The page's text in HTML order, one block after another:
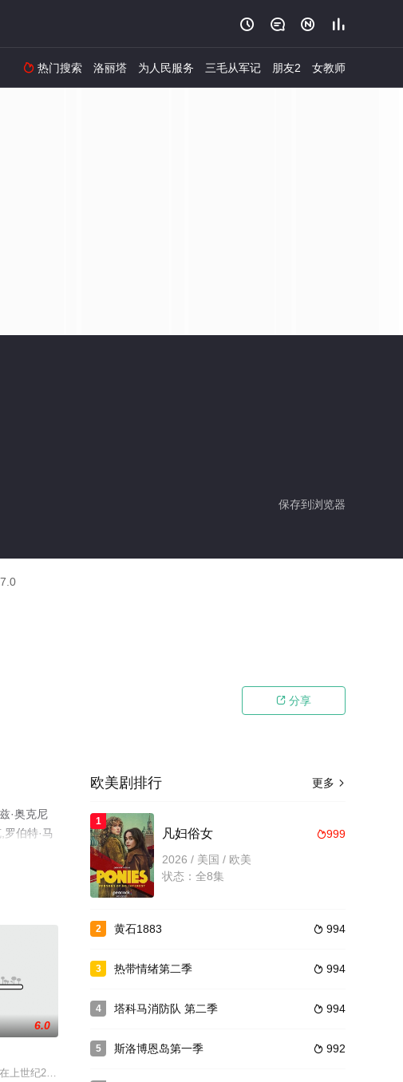
   
 热门搜索 洛丽塔 为人民服务 三毛从军记 朋友2 女教师
保存到浏览器
7.0
 分享
·奥克尼
伯特·马
利亚电
雷·艾斯波西托饰演的杰尼还活着，
瓦托雷·艾斯博斯托饰）崭露头角的亲信。策略需要，为争夺市场的控
预告，其中该系列剧的四个主角接受审问。在新一季，BlancaSuárez、AnaFerná
6.0
上世纪20年代的马德里，国家电话公司的四位女士在一通通电话中应对着爱情、友谊
更多 
欧美剧排行
1
999
凡妇俗女
2026 / 美国 / 欧美
状态：全8集
2  994
黄石1883
3  994
热带情绪第二季
4  994
塔科马消防队 第二季
5  992
斯洛博恩岛第一季